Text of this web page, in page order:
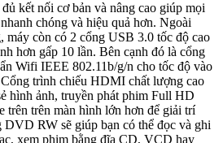
kết nối cơ bản và nâng cao giúp mọi
chóng và hiệu quả hơn. Ngoài
máy còn có 2 cổng USB 3.0 tốc độ cao
hơn gấp 10 lần. Bên cạnh đó là cổng
Wifi IEEE 802.11b/g/n cho tốc độ vào
trình chiếu HDMI chất lượng cao
hình ảnh, truyền phát phim Full HD
trên trên màn hình lớn hơn để giải trí
DVD RW sẽ giúp bạn có thể đọc và ghi
xem phim bằng đĩa CD, VCD hay